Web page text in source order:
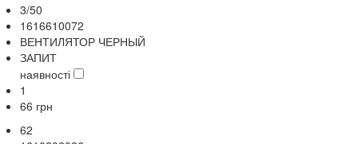
3/50
1616610072
ВЕНТИЛЯТОР ЧЕРНЫЙ
ЗАПИТ
наявності
1
66 грн
62